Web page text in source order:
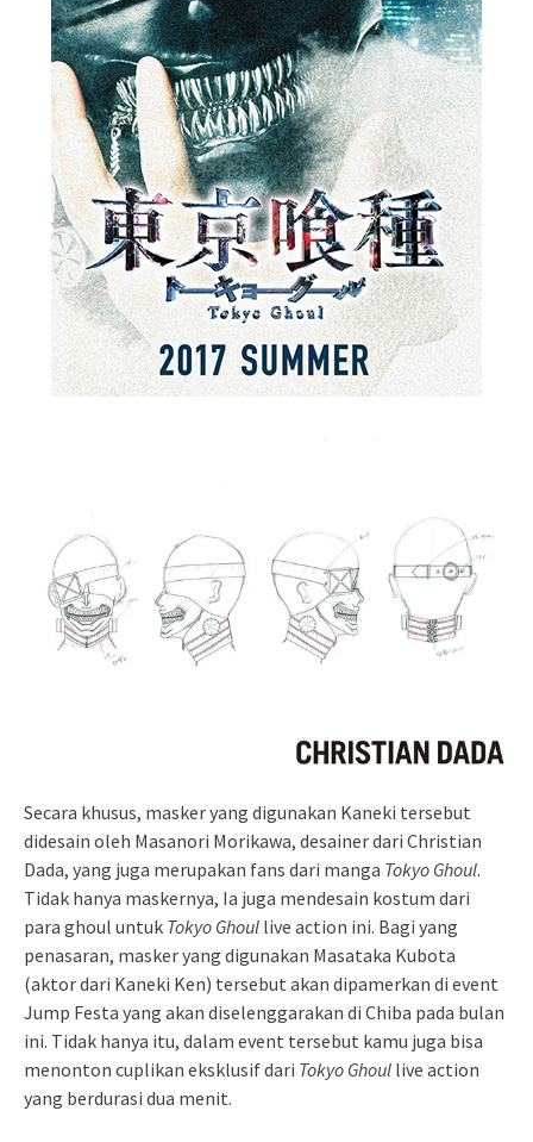
Secara khusus, masker yang digunakan Kaneki tersebut
didesain oleh Masanori Morikawa, desainer dari Christian
Dada, yang juga merupakan fans dari manga Tokyo Ghoul.
Tidak hanya maskernya, Ia juga mendesain kostum dari
para ghoul untuk Tokyo Ghoul live action ini. Bagi yang
penasaran, masker yang digunakan Masataka Kubota
(aktor dari Kaneki Ken) tersebut akan dipamerkan di event
Jump Festa yang akan diselenggarakan di Chiba pada bulan
ini. Tidak hanya itu, dalam event tersebut kamu juga bisa
menonton cuplikan eksklusif dari Tokyo Ghoul live action
yang berdurasi dua menit.